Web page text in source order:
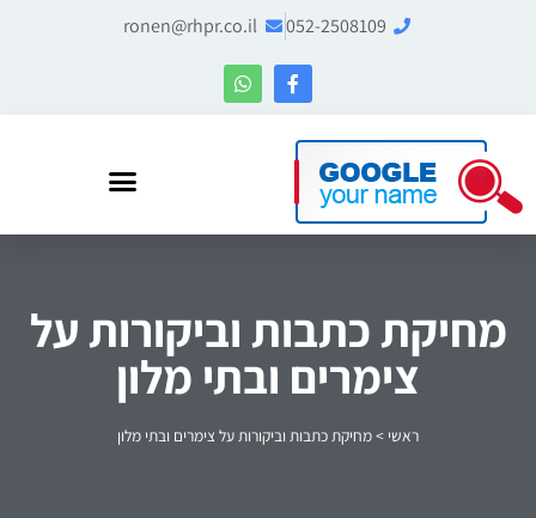
052-2508109
ronen@rhpr.co.il
מחיקת כתבות וביקורות על
צימרים ובתי מלון
ראשי >מחיקת כתבות וביקורות על צימרים ובתי מלון